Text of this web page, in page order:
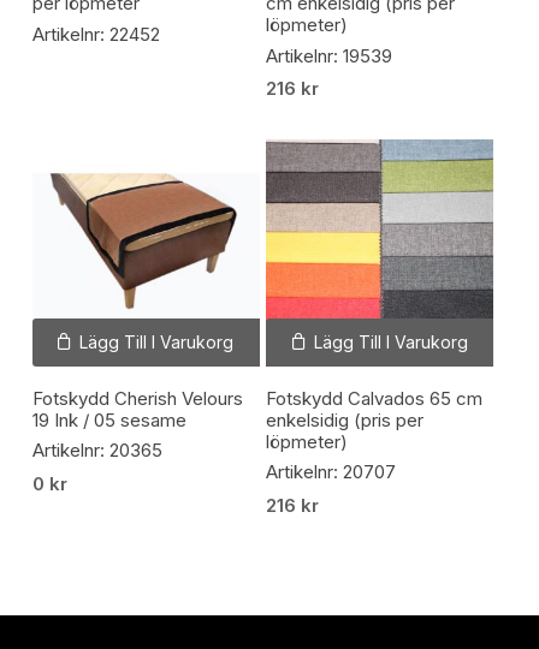
Artikelnr: 22452
löpmeter)
Artikelnr: 19539
216 kr
Lägg Till I Varukorg
Fotskydd Cherish Velours
19 Ink / 05 sesame
Artikelnr: 20365
0 kr
Lägg Till I Varukorg
Fotskydd Calvados 65 cm
enkelsidig (pris per
löpmeter)
Artikelnr: 20707
216 kr